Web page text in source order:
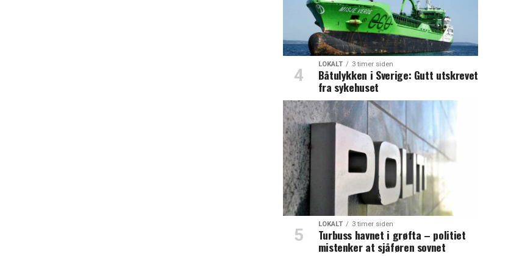
LOKALT 3 timer siden
Båtulykken i Sverige: Gutt utskrevet
fra sykehuset
LOKALT 3 timer siden
Turbuss havnet i grøfta – politiet
mistenker at sjåføren sovnet